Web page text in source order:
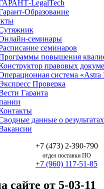
LegalTech
Образование
семинары
семинаров
повышения
правовых
система «Astra
Проверка
Гаранта
данные о
+7 (473) 2-390-790
отдел поставки ПО
+7 (960) 117-51-85
сайте от 5-03-11